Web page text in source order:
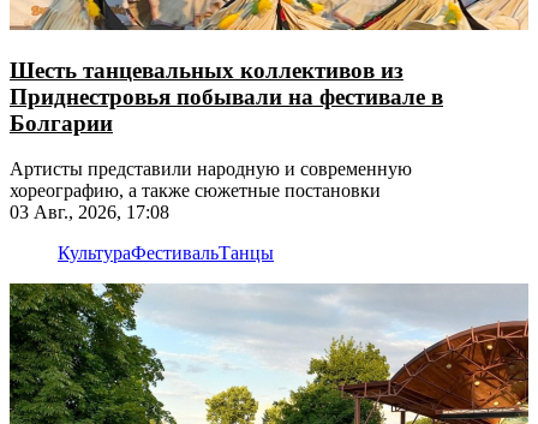
Шесть танцевальных коллективов из
Приднестровья побывали на фестивале в
Болгарии
Артисты представили народную и современную
хореографию, а также сюжетные постановки
03 Авг., 2026, 17:08
КультураФестивальТанцы